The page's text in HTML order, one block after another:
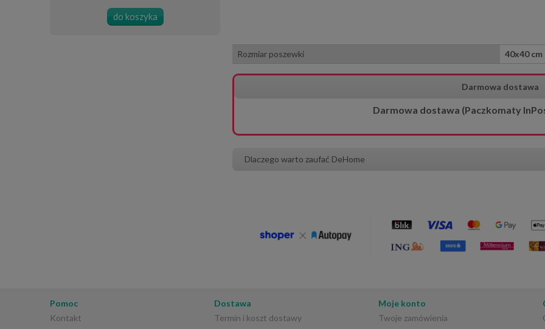
do koszyka
Rozmiar poszewki 40x40 cm
Darmowa dostawa
Darmowa dostawa (Paczkomaty
Dlaczego warto zaufać DeHome
Pomoc
Kontakt
Dostawa
Termin i koszt dostawy
Moje konto
Twoje zamówienia